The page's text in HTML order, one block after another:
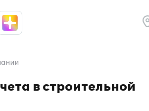
в строительной